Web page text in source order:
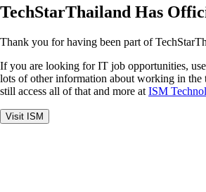
TechStarThailand Has
Thank you for having been part of
If you are looking for IT job opportunities,
lots of other information about working in the
still access all of that and more at ISM
Visit ISM